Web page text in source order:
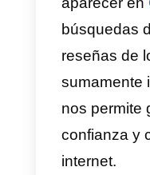
jour et à
nous